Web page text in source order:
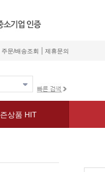
주문/배송조회 제휴문의
상품 HIT